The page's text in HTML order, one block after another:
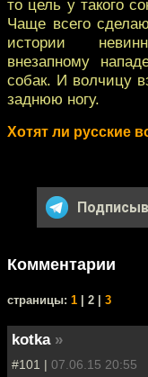
то цель у такого
Чаще всего
истории
внезапному
собак. И волчицу
заднюю ногу.
Хотят ли русские
Комментарии
cтраницы: 1 | 2 | 3
kotka »
#101 | 07.06.15 20:55